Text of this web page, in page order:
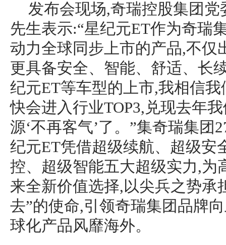
发布会现场,奇瑞控股集团
先生表示:“星纪元ET作为奇瑞
动力全球同步上市的产品,不仅
更具备安全、智能、舒适、长
纪元ET等车型的上市,我相信
快会进入行业TOP3,兑现去年
源‘不再客气’了。”集奇瑞集团
纪元ET凭借超级续航、超级安
控、超级智能五大超级实力,为
来全新价值选择,以尖兵之势承
去”的使命,引领奇瑞集团品牌
球化产品风靡海外。